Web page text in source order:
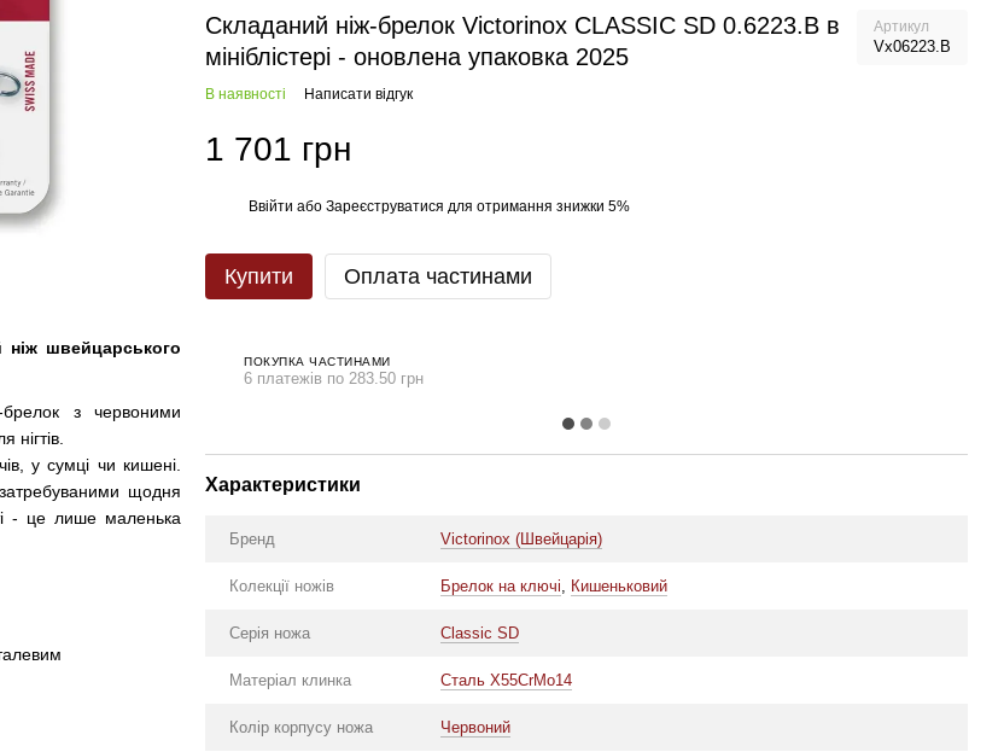
швейцарського
з червоними
у сумці чи кишені.
щодня
- це лише маленька
Складаний ніж-брелок Victorinox CLASSIC SD 0.6223.B в
мініблістері - оновлена ​​упаковка 2025
Артикул
Vx06223.B
В наявності Написати відгук
1 701 грн
Ввійти або Зареєструватися для отримання знижки 5%
Купити Оплата частинами
ПОКУПКА ЧАСТИНАМИ
6 платежів по 283.50 грн
Характеристики
Бренд Victorinox (Швейцарія)
Колекції ножів Брелок на ключі, Кишеньковий
Серія ножа Classic SD
Матеріал клинка Сталь X55CrMo14
Колір корпусу ножа Червоний